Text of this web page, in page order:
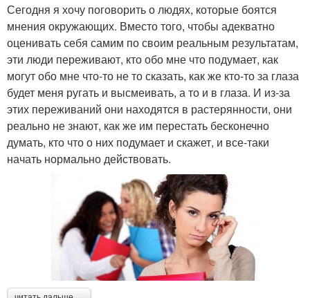
Сегодня я хочу поговорить о людях, которые боятся
мнения окружающих. Вместо того, чтобы адекватно
оценивать себя самим по своим реальным результатам,
эти люди переживают, кто обо мне что подумает, как
могут обо мне что-то не то сказать, как же кто-то за глаза
будет меня ругать и высмеивать, а то и в глаза. И из-за
этих переживаний они находятся в растерянности, они
реально не знают, как же им перестать бесконечно
думать, кто что о них подумает и скажет, и все-таки
начать нормально действовать.